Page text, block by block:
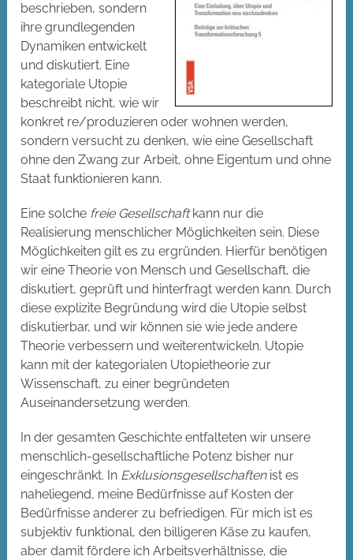
beschrieben, sondern
ihre grundlegenden
Dynamiken entwickelt
und diskutiert. Eine
kategoriale Utopie
beschreibt nicht, wie wir
konkret re/produzieren oder wohnen werden,
sondern versucht zu denken, wie eine Gesellschaft
ohne den Zwang zur Arbeit, ohne Eigentum und ohne
Staat funktionieren kann.
Eine solche freie Gesellschaftkann nur die
Realisierung menschlicher Möglichkeiten sein. Diese
Möglichkeiten gilt es zu ergründen. Hierfür benötigen
wir eine Theorie von Mensch und Gesellschaft, die
diskutiert, geprüft und hinterfragt werden kann. Durch
diese explizite Begründung wird die Utopie selbst
diskutierbar, und wir können sie wie jede andere
Theorie verbessern und weiterentwickeln. Utopie
kann mit der kategorialen Utopietheorie zur
Wissenschaft, zu einer begründeten
Auseinandersetzung werden.
In der gesamten Geschichte entfalteten wir unsere
menschlich-gesellschaftliche Potenz bisher nur
eingeschränkt. In Exklusionsgesellschaftenist es
naheliegend, meine Bedürfnisse auf Kosten der
Bedürfnisse anderer zu befriedigen. Für mich ist es
subjektiv funktional, den billigeren Käse zu kaufen,
aber damit fördere ich Arbeitsverhältnisse, die